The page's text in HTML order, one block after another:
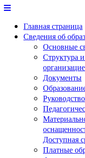
Перейти
содержимому
Главная страница
Сведения об
Основные
Структура
Документы
Руководство
Доступная
Платные